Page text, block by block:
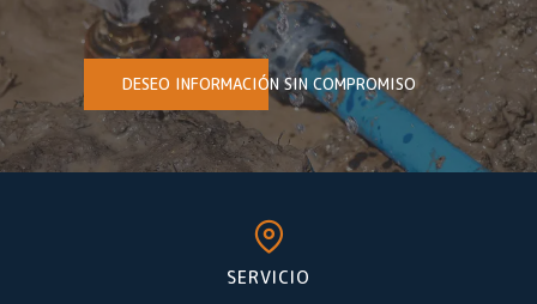
DESEO INFORMACIÓN SIN COMPROMISO
SERVICIO